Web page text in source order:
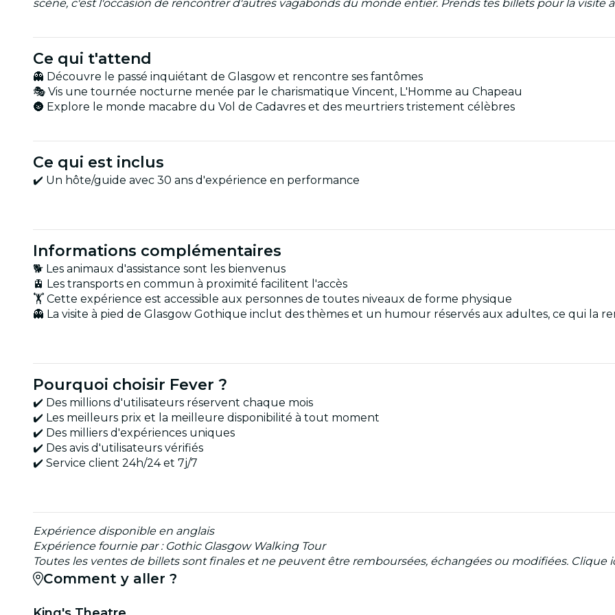
scène, c'est l'occasion de rencontrer d'autres vagabonds du monde entier. Prends tes billets pour la visite
Ce qui t'attend
👻 Découvre le passé inquiétant de Glasgow et rencontre ses fantômes
🎭 Vis une tournée nocturne menée par le charismatique Vincent, L'Homme au Chapeau
🌚 Explore le monde macabre du Vol de Cadavres et des meurtriers tristement célèbres
Ce qui est inclus
✔️ Un hôte/guide avec 30 ans d'expérience en performance
Informations complémentaires
🐕 Les animaux d'assistance sont les bienvenus
🚊 Les transports en commun à proximité facilitent l'accès
🏋️ Cette expérience est accessible aux personnes de toutes niveaux de forme physique
👻 La visite à pied de Glasgow Gothique inclut des thèmes et un humour réservés aux adultes, ce qui la
Pourquoi choisir Fever ?
✔️ Des millions d'utilisateurs réservent chaque mois
✔️ Les meilleurs prix et la meilleure disponibilité à tout moment
✔️ Des milliers d'expériences uniques
✔️ Des avis d'utilisateurs vérifiés
✔️ Service client 24h/24 et 7j/7
Expérience disponible en anglais
Expérience fournie par : Gothic Glasgow Walking Tour
Toutes les ventes de billets sont finales et ne peuvent être remboursées, échangées ou modifiées. Clique
Comment y aller ?